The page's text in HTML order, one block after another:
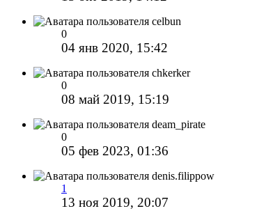
celbun
0
04 янв 2020, 15:42
chkerker
0
08 май 2019, 15:19
deam_pirate
0
05 фев 2023, 01:36
denis.filippow
1
13 ноя 2019, 20:07